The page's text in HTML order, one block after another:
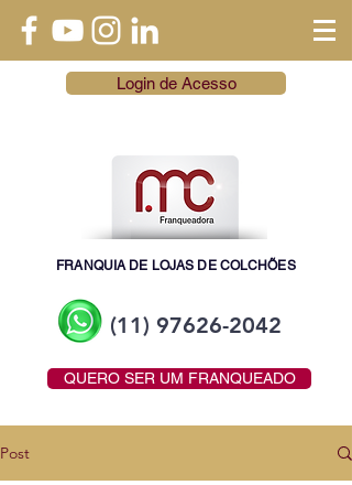
Login de Acesso
FRANQUIA DE LOJAS DE COLCHÕES
(11) 97626-2042
QUERO SER UM FRANQUEADO
Post